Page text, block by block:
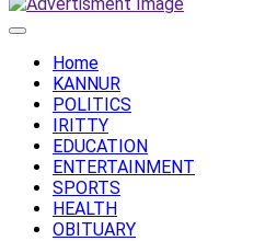
Home
KANNUR
POLITICS
IRITTY
EDUCATION
ENTERTAINMENT
SPORTS
HEALTH
OBITUARY